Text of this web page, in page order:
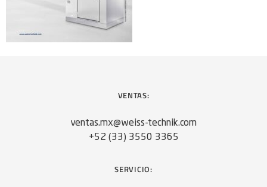
VENTAS:
ventas.mx@weiss-technik.com
+52 (33) 3550 3365
SERVICIO: